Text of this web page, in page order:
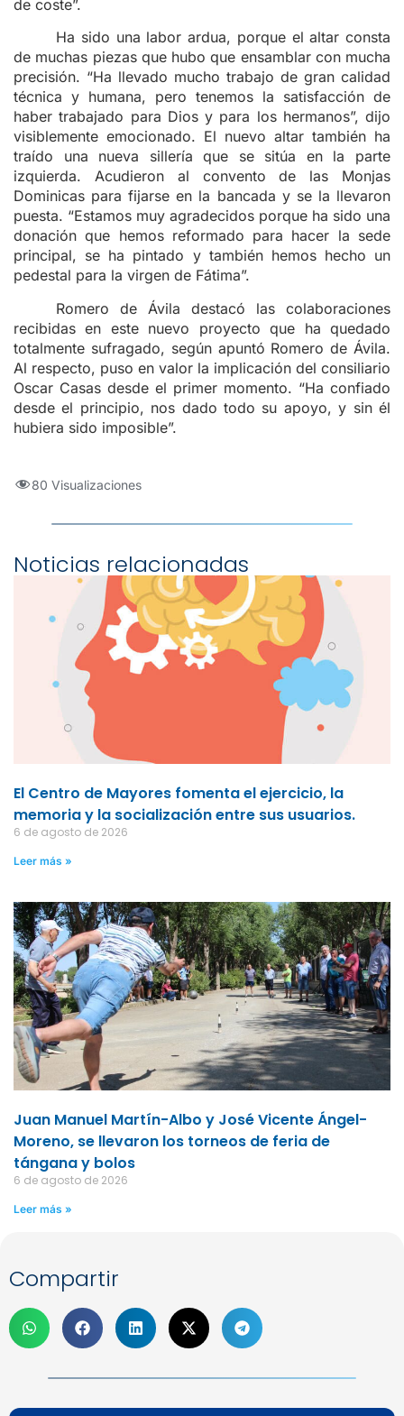
de coste”.
Ha sido una labor ardua, porque el altar consta
de muchas piezas que hubo que ensamblar con mucha
precisión. “Ha llevado mucho trabajo de gran calidad
técnica y humana, pero tenemos la satisfacción de
haber trabajado para Dios y para los hermanos”, dijo
visiblemente emocionado. El nuevo altar también ha
traído una nueva sillería que se sitúa en la parte
izquierda. Acudieron al convento de las Monjas
Dominicas para fijarse en la bancada y se la llevaron
puesta. “Estamos muy agradecidos porque ha sido una
donación que hemos reformado para hacer la sede
principal, se ha pintado y también hemos hecho un
pedestal para la virgen de Fátima”.
Romero de Ávila destacó las colaboraciones
recibidas en este nuevo proyecto que ha quedado
totalmente sufragado, según apuntó Romero de Ávila.
Al respecto, puso en valor la implicación del consiliario
Oscar Casas desde el primer momento. “Ha confiado
desde el principio, nos dado todo su apoyo, y sin él
hubiera sido imposible”.
80 Visualizaciones
Noticias relacionadas
El Centro de Mayores fomenta el ejercicio, la
memoria y la socialización entre sus usuarios.
6 de agosto de 2026
Leer más »
Juan Manuel Martín-Albo y José Vicente Ángel-
Moreno, se llevaron los torneos de feria de
tángana y bolos
6 de agosto de 2026
Leer más »
Compartir